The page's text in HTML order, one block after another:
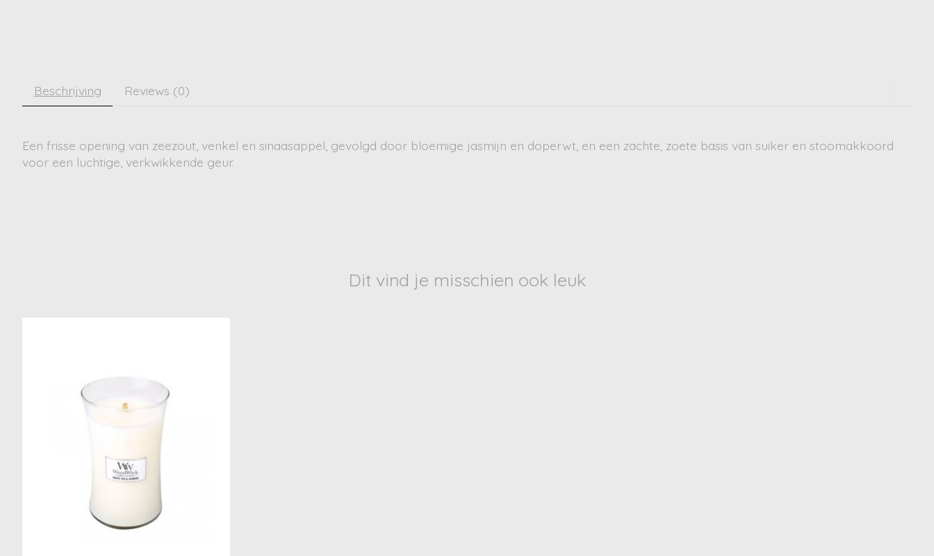
Beschrijving Reviews (0)
Een frisse opening van zeezout, venkel en sinaasappel, gevolgd door bloemige jasmijn en doperwt, en een zachte, zoete basis van suiker en stoomakkoord
voor een luchtige, verkwikkende geur.
Dit vind je misschien ook leuk